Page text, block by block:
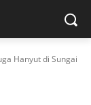
Hanyut di Sungai